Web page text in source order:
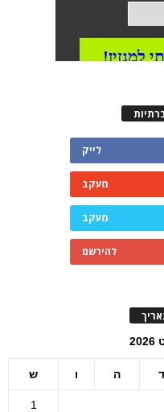
לייק
מעקב
מעקב
להירשם
ד ה ו ש
1